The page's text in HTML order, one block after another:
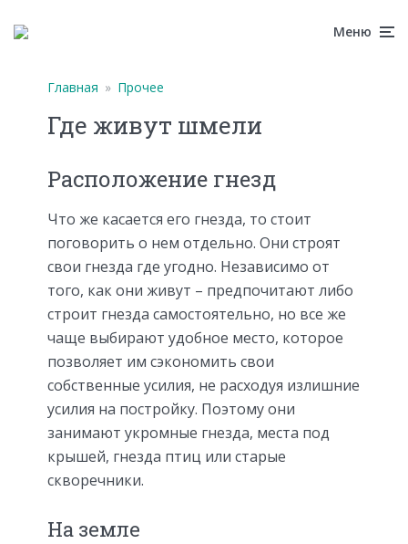
Меню
Главная » Прочее
Где живут шмели
Расположение гнезд
Что же касается его гнезда, то стоит
поговорить о нем отдельно. Они строят
свои гнезда где угодно. Независимо от
того, как они живут – предпочитают либо
строит гнезда самостоятельно, но все же
чаще выбирают удобное место, которое
позволяет им сэкономить свои
собственные усилия, не расходуя излишние
усилия на постройку. Поэтому они
занимают укромные гнезда, места под
крышей, гнезда птиц или старые
скворечники.
На земле